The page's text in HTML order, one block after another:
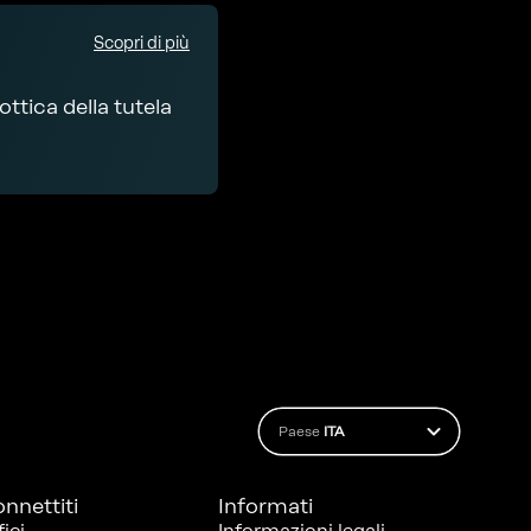
Scopri di più
della tutela
Paese ITA
Informati